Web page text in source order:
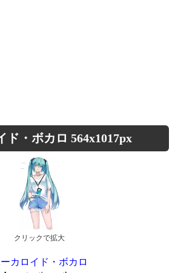
ド・ボカロ 564x1017px
クリックで拡大
カロイド・ボカロ